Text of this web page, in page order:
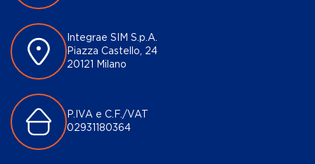
Integrae SIM S.p.A.
Piazza Castello, 24
20121 Milano
P.IVA e C.F./VAT
02931180364